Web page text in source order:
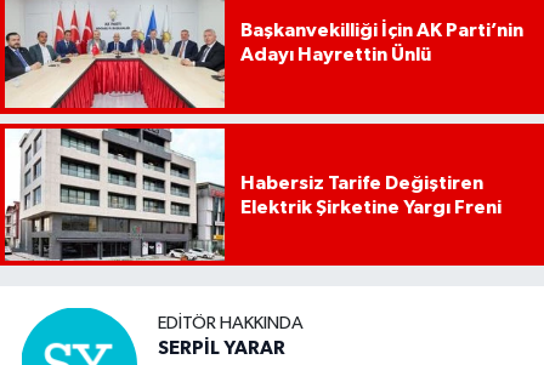
Başkanvekilliği İçin AK Parti’nin
Adayı Hayrettin Ünlü
Habersiz Tarife Değiştiren
Elektrik Şirketine Yargı Freni
EDITÖR HAKKINDA
SERPİL YARAR